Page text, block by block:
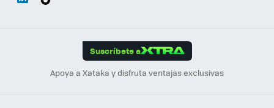
Suscríbete a
Apoya a Xataka y disfruta ventajas exclusivas